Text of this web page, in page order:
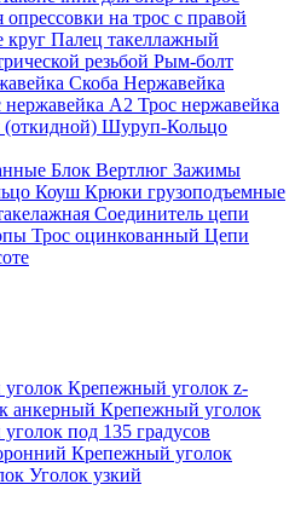
на трос с правой
круг Палец такеллажный
резьбой Рым-болт
Скоба Нержавейка
нержавейка А2 Трос нержавейка
Шуруп-Кольцо
Блок Вертлюг Зажимы
Коуш Крюки грузоподъемные
Соединитель цепи
Трос оцинкованный Цепи
Крепежный уголок z-
анкерный Крепежный уголок
под 135 градусов
Крепежный уголок
Уголок узкий